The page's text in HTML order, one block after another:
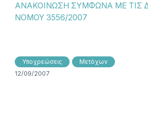
ΑΝΑΚΟΙΝΩΣΗ ΣΥΜΦΩΝΑ ΜΕ ΤΙΣ
ΝΟΜΟΥ 3556/2007
Υποχρεώσεις Mετόχων
12/09/2007